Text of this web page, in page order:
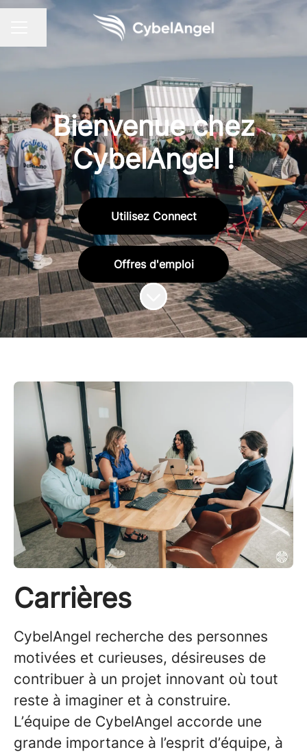
MENU CARRIÈRE
Partager la page
Bienvenue chez
CybelAngel !
Utilisez Connect
Offres d'emploi
Faire défiler jusqu'au contenu
Carrières
CybelAngel recherche des personnes
motivées et curieuses, désireuses de
contribuer à un projet innovant où tout
reste à imaginer et à construire.
L’équipe de CybelAngel accorde une
grande importance à l’esprit d’équipe, à